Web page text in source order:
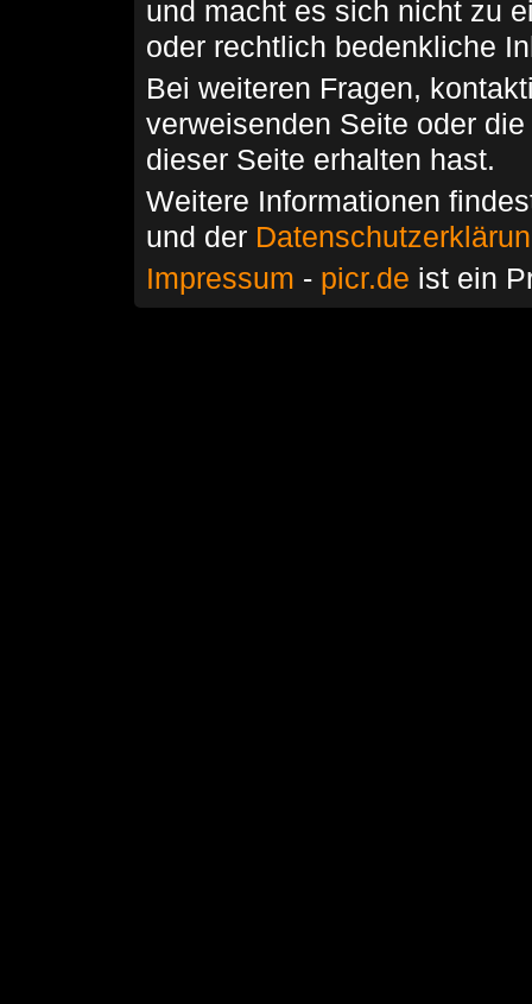
und macht es sich nicht zu
oder rechtlich bedenkliche
Bei weiteren Fragen,
verweisenden Seite oder
dieser Seite erhalten hast.
Weitere Informationen
und der
Impressum - picr.de ist ein